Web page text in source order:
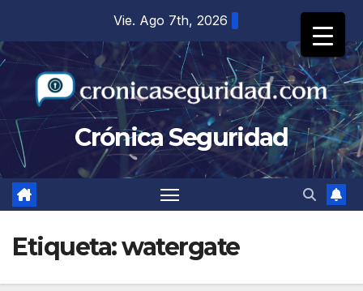
contenido
Vie. Ago 7th, 2026
Crónica Seguridad
Etiqueta:watergate